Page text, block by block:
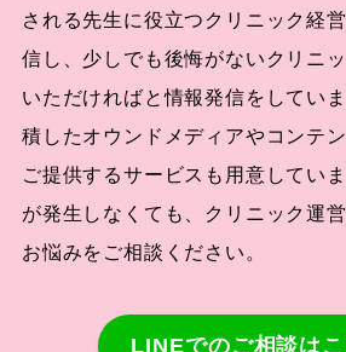
される先生に役立つクリニック経
信し、少しでも後悔がないクリニ
いただければと情報発信をしてい
積したオウンドメディアやコンテ
ご提供するサービスも用意してい
が発生しなくても、クリニック運
お悩みをご相談ください。
LINEでのご相談は